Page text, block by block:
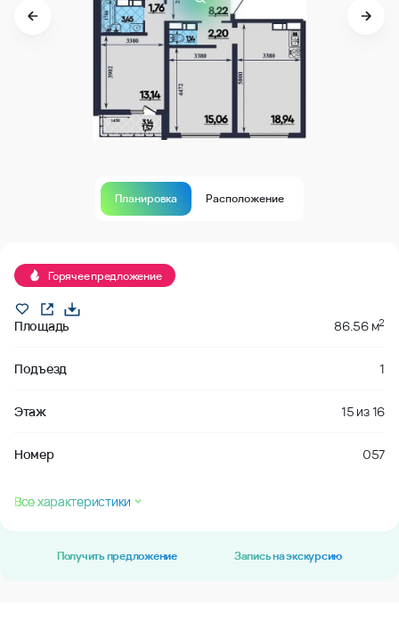
Планировка Расположение
Горячее предложение
Площадь 86.56 м2
Подъезд 1
Этаж 15 из16
Номер 057
Все характеристики
Получить предложение Запись на экскурсию